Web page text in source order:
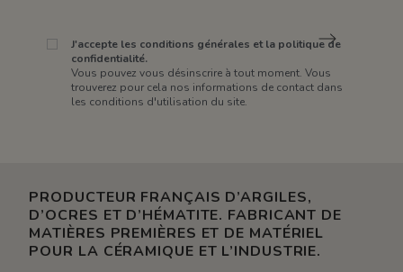
J'accepte les conditions générales et la politique de
confidentialité.
Vous pouvez vous désinscrire à tout moment. Vous
trouverez pour cela nos informations de contact dans
les conditions d'utilisation du site.
PRODUCTEUR FRANÇAIS D’ARGILES,
D’OCRES ET D’HÉMATITE. FABRICANT DE
MATIÈRES PREMIÈRES ET DE MATÉRIEL
POUR LA CÉRAMIQUE ET L’INDUSTRIE.